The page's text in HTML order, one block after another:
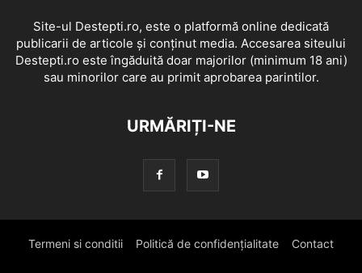
Site-ul Destepti.ro, este o platformă online dedicată
publicarii de articole și conținut media. Accesarea siteului
Destepti.ro este îngăduită doar majorilor (minimum 18 ani)
sau minorilor care au primit aprobarea parintilor.
URMĂRIȚI-NE
Termeni si conditii Politică de confidențialitate Contact